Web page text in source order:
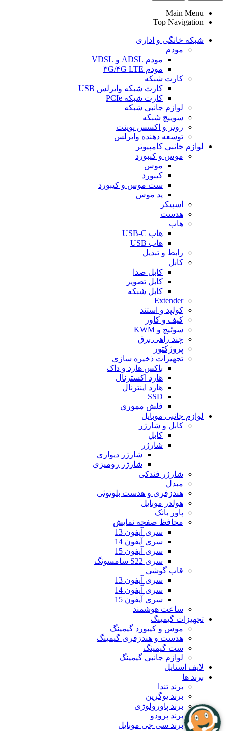
Main Menu
Top Navigation
شبکه خانگی و اداری
مودم
مودم ADSL و VDSL
مودم ۳G/۴G LTE
کارت شبکه
کارت شبکه وایرلس USB
کارت شبکه PCIe
لوازم جانبی شبکه
سوییچ شبکه
روتر و اکسس پوینت
توسعه دهنده وایرلس
لوازم جانبی کامپیوتر
موس و کیبورد
موس
کیبورد
ست موس و کیبورد
پد موس
اسپیکر
هدست
هاب
هاب USB-C
هاب USB
رابط و تبدیل
کابل
کابل صدا
کابل تصویر
کابل شبکه
Extender
کولپد و استند
کیف و کاور
سوئیچ و KWM
چند راهی برق
پروژکتور
تجهیزات ذخیره سازی
باکس هارد و داک
هارد اکسترنال
هارد اینترنال
SSD
فلش مموری
لوازم جانبی موبایل
کابل و شارژر
کابل
شارژر
شارژر دیواری
شارژر رومیزی
شارژر فندکی
مبدل
هندزفری و هدست بلوتوثی
هولدر موبایل
پاور بانک
محافظ صفحه نمایش
سری آیفون 13
سری آیفون 14
سری آیفون 15
سری S22 سامسونگ
قاب گوشی
سری آیفون 13
سری آیفون 14
سری آیفون 15
ساعت هوشمند
تجهیزات گیمینگ
موس و کیبورد گیمینگ
هدست و هندزفری گیمینگ
ست گیمینگ
لوازم جانبی گیمینگ
لایف استایل
برند ها
برند تندا
برند یوگرین
برند پاورولوژی
برند پرودو
برند سی جی موبایل